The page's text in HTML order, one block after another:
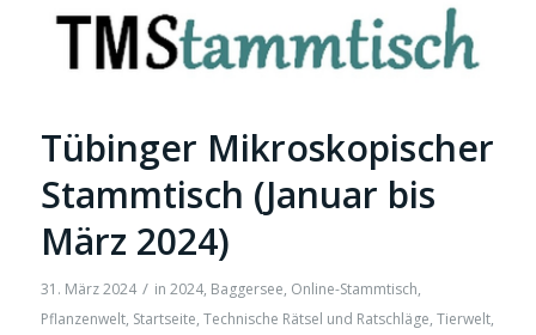
Tübinger Mikroskopischer
Stammtisch (Januar bis
März 2024)
31. März 2024 / in 2024, Baggersee, Online-Stammtisch,
Pflanzenwelt, Startseite, Technische Rätsel und Ratschläge, Tierwelt,